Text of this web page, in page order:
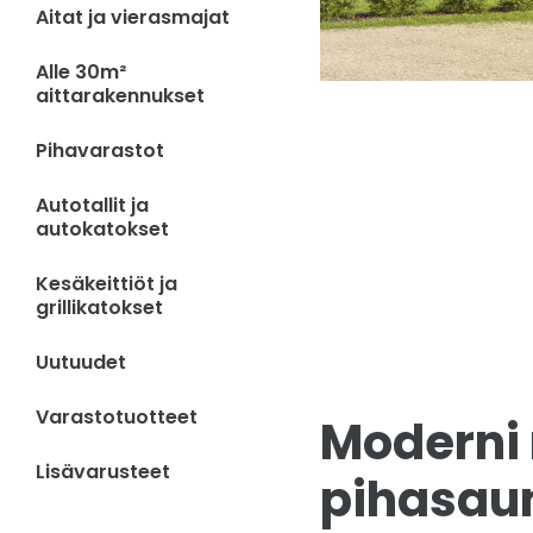
Aitat ja vierasmajat
Alle 30m²
aittarakennukset
Pihavarastot
Autotallit ja
autokatokset
Kesäkeittiöt ja
grillikatokset
Uutuudet
Varastotuotteet
Lisävarusteet
Moderni